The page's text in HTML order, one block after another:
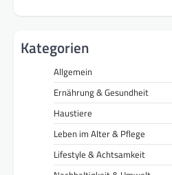
Kategorien
Allgemein
Ernährung & Gesundheit
Haustiere
Leben im Alter & Pflege
Lifestyle & Achtsamkeit